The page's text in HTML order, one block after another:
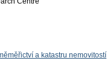
a katastru nemovitostí